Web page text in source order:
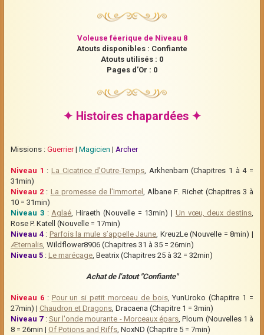
Voleuse féerique de Niveau 8
Atouts disponibles : Confiante
Atouts utilisés : 0
Pages d’Or : 0
✦ Histoires chapardées ✦
Missions : Guerrier| Magicien | Archer
Niveau 1 : La Cicatrice d'Outre-Temps, Arkhenbarn (Chapitres 1 à 4 =
31min)
Niveau 2 : La promesse de l'Immortel, Albane F. Richet (Chapitres 3 à
10 = 31min)
Niveau 3:Aglaé, Hiraeth (Nouvelle = 13min) | Un vœu, deux destins,
Rose P. Katell (Nouvelle = 17min)
Niveau 4: Parfois la mule s’appelle Jaune, KreuzLe (Nouvelle = 8min) |
Æternalis, Wildflower8906 (Chapitres 31 à 35 = 26min)
Niveau 5 : Le marécage, Beatrix (Chapitres 25 à 32 = 32min)
Achat de l’atout "Confiante"
Niveau 6: Pour un si petit morceau de bois, YunUroko (Chapitre 1 =
27min) | Chaudron et Dragons, Dracaena (Chapitre 1 = 3min)
Niveau 7: Sur l'onde mourante - Morceaux épars, Ploum (Nouvelles 1 à
8 = 26min | Of Potions and Riffs, NoxND (Chapitre 5 = 7min)